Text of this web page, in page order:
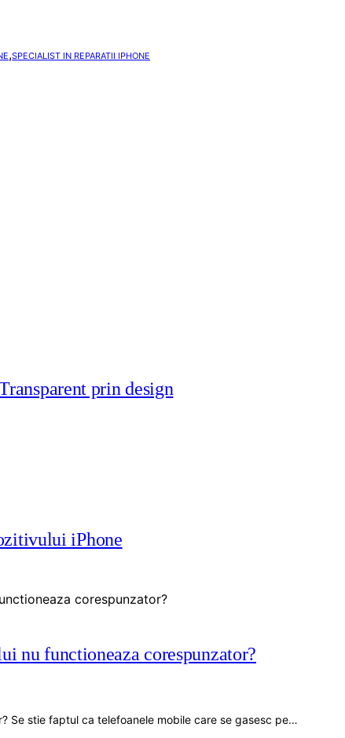
,SPECIALIST IN REPARATII IPHONE
prin design
iPhone
nu functioneaza corespunzator?
Se stie faptul ca telefoanele mobile care se gasesc pe…